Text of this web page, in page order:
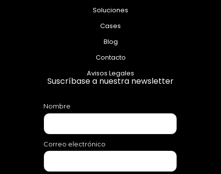
Soluciones
Cases
Blog
Contacto
Avisos Legales
Suscríbase a nuestra newsletter
Nombre
Correo electrónico